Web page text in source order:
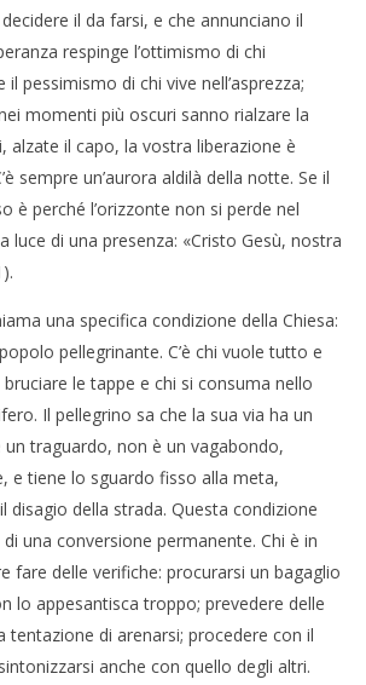
il da farsi, e che annunciano il
respinge l’ottimismo di chi
pessimismo di chi vive nell’asprezza;
momenti più oscuri sanno rialzare la
alzate il capo, la vostra liberazione è
sempre un’aurora aldilà della notte. Se il
è perché l’orizzonte non si perde nel
luce di una presenza: «Cristo Gesù, nostra
una specifica condizione della Chiesa:
pellegrinante. C’è chi vuole tutto e
le tappe e chi si consuma nello
Il pellegrino sa che la sua via ha un
traguardo, non è un vagabondo,
e tiene lo sguardo fisso alla meta,
disagio della strada. Questa condizione
una conversione permanente. Chi è in
fare delle verifiche: procurarsi un bagaglio
lo appesantisca troppo; prevedere delle
tentazione di arenarsi; procedere con il
anche con quello degli altri.